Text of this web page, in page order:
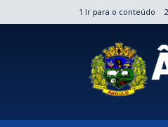
1 Ir para o conteúdo